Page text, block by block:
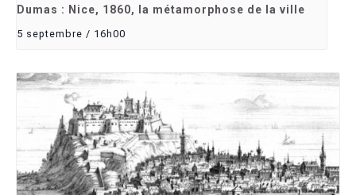
Dumas : Nice, 1860, la métamorphose de la ville
5 septembre / 16h00